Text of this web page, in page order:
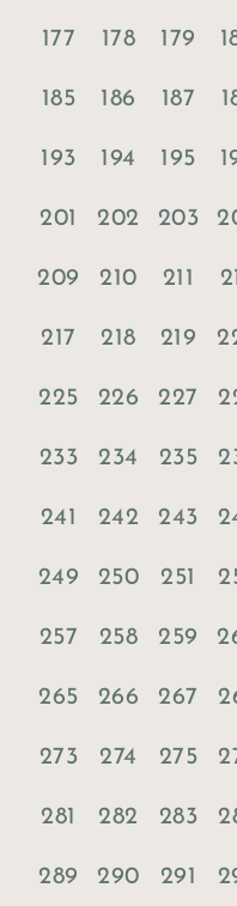
177 178 179
185 186 187
193 194 195
201 202 203
209 210 211
217 218 219
225 226 227
233 234 235
241 242 243
249 250 251
257 258 259
265 266 267
273 274 275
281 282 283
289 290 291